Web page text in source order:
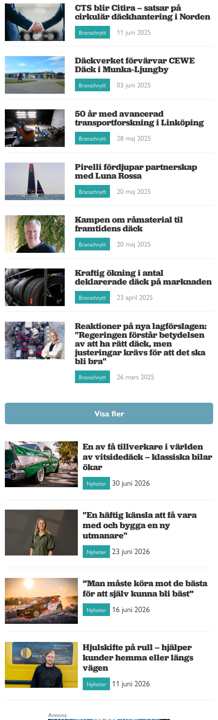
CTS blir Citira – satsar på
cirkulär däckhantering i Norden
Branschnytt 11 juni 2025
Däckverket förvärvar CEWE
Däck i Munka-Ljungby
Branschnytt 03 juni 2025
50 år med avancerad
transportforskning i Linköping
Branschnytt 28 maj 2025
Pirelli fördjupar partnerskap
med Luna Rossa
Branschnytt 20 maj 2025
Kampen om råmaterial til
framtidens däck
Branschnytt 20 maj 2025
Kraftig ökning i antal
deklarerade däck på marknaden
Branschnytt 23 april 2025
Reaktioner på nya lagförslagen:
"Regeringen förstår betydelsen
av att ha rätt däck, men
justeringar krävs för att det ska
bli bra"
Branschnytt 26 mars 2025
Visa fler
En av få tillverkare i världen
av vitsidedäck – klassiska bilar
ökar
Nyheter 30 juni 2026
"En häftig känsla att få vara
med och bygga en ny
utmanare"
Nyheter 23 juni 2026
”Man måste köra mot de bästa
för att själv kunna bli bäst”
Nyheter 16 juni 2026
Hjulskifte på rull – hjälper
kunder hemma eller längs
vägen
Nyheter 11 juni 2026
Annons: